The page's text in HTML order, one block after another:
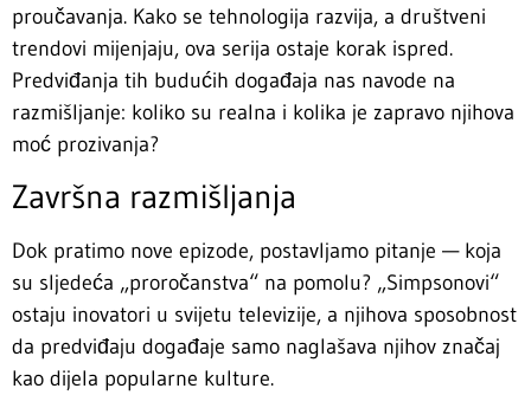
proučavanja. Kako se tehnologija razvija, a društveni
trendovi mijenjaju, ova serija ostaje korak ispred.
Predviđanja tih budućih događaja nas navode na
razmišljanje: koliko su realna i kolika je zapravo njihova
moć prozivanja?
Završna razmišljanja
Dok pratimo nove epizode, postavljamo pitanje — koja
su sljedeća „proročanstva“ na pomolu? „Simpsonovi“
ostaju inovatori u svijetu televizije, a njihova sposobnost
da predviđaju događaje samo naglašava njihov značaj
kao dijela popularne kulture.